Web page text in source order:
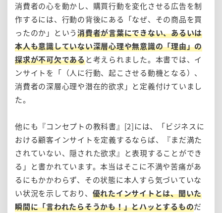
消費者の心を動かし、購買行動を変化させる広告を制
作するには、行動の背後にある「なぜ、その商品を買
ったのか」という消費者が言葉にできない、あるいは
本人も意識していない深層心理や無意識の「理由」の
探求が不可欠であると考えられました。本書では、イ
ンサイトを「（人に行動、起こさせる動機となる）、
消費者の深層心理や潜在的欲求」と定義付けていまし
た。
他にも『コンセプトの教科書』[2]には、「ビジネスに
おける顧客インサイトを定義するならば、『まだ満た
されていない、隠された欲求』と表現することができ
る」と書かれています。本当はそこに不満や苦痛があ
るにもかかわらず、その状態に本人すら気づいていな
い状況を示しており、 優れたインサイトとは、聞いた
瞬間に「言われたらそうかも！」とハッとするものだ